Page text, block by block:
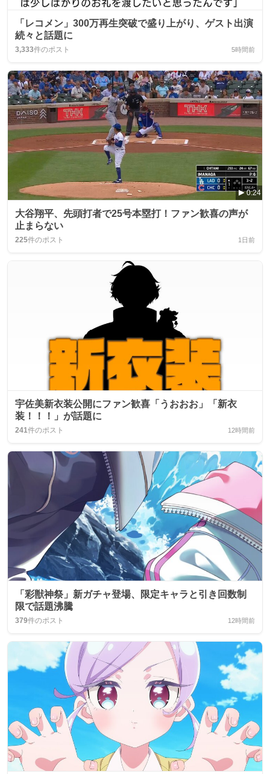
「レコメン」300万再生突破で盛り上がり、ゲスト出演
続々と話題に
3,333件のポスト 5時間前
0:24
大谷翔平、先頭打者で25号本塁打！ファン歓喜の声が
止まらない
225件のポスト 1日前
宇佐美新衣装公開にファン歓喜「うおおお」「新衣
装！！！」が話題に
241件のポスト 12時間前
「彩獣神祭」新ガチャ登場、限定キャラと引き回数制
限で話題沸騰
379件のポスト 12時間前